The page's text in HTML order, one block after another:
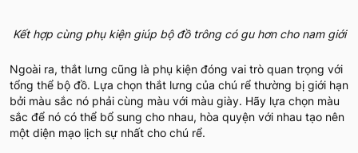
Kết hợp cùng phụ kiện giúp bộ đồ trông có gu hơn cho nam giới
Ngoài ra, thắt lưng cũng là phụ kiện đóng vai trò quan trọng với
tổng thể bộ đồ. Lựa chọn thắt lưng của chú rể thường bị giới hạn
bởi màu sắc nó phải cùng màu với màu giày. Hãy lựa chọn màu
sắc để nó có thể bổ sung cho nhau, hòa quyện với nhau tạo nên
một diện mạo lịch sự nhất cho chú rể.